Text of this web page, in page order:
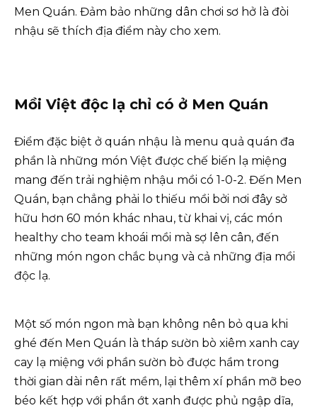
Men Quán. Đảm bảo những dân chơi sơ hở là đòi
nhậu sẽ thích địa điểm này cho xem.
Mồi Việt độc lạ chỉ có ở Men Quán
Điểm đặc biệt ở quán nhậu là menu quả quán đa
phần là những món Việt được chế biến lạ miệng
mang đến trải nghiệm nhậu mồi có 1-0-2. Đến Men
Quán, bạn chẳng phải lo thiếu mồi bởi nơi đây sở
hữu hơn 60 món khác nhau, từ khai vị, các món
healthy cho team khoái mồi mà sợ lên cân, đến
những món ngon chắc bụng và cả những địa mồi
độc lạ.
Một số món ngon mà bạn không nên bỏ qua khi
ghé đến Men Quán là tháp sườn bò xiêm xanh cay
cay lạ miệng với phần sườn bò được hầm trong
thời gian dài nên rất mềm, lại thêm xí phần mỡ beo
béo kết hợp với phần ớt xanh được phủ ngập dĩa,